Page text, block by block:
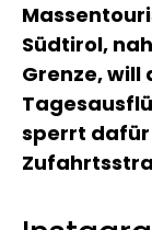
Südtirol,
Grenze, will
sperrt dafür